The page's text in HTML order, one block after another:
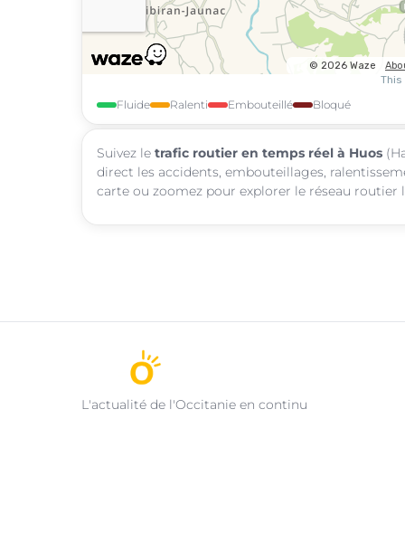
Fluide Ralenti Embouteillé Bloqué
Suivez le trafic routier en temps réel à Huos
direct les accidents, embouteillages,
carte ou zoomez pour explorer le réseau routier
L'actualité de l'Occitanie en continu